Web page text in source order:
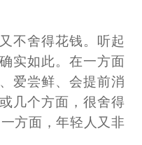
不舍得花钱。听起
实如此。在一方面
爱尝鲜、会提前消
几个方面，很舍得
方面，年轻人又非